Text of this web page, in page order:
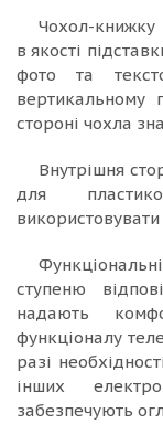
Чохол-книжку
в якості
фото та
вертикальному
стороні чохла
Внутрішня
для
ступеню
надають
функціоналу
разі
інших
забезпечують